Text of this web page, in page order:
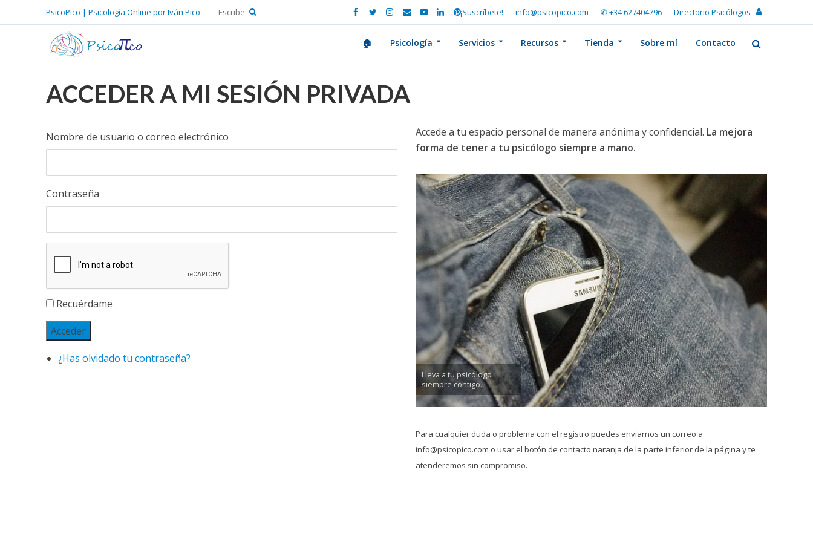
PsicoPico | Psicología Online por Iván Pico ¡Suscríbete! info@psicopico.com ✆ +34 627404796 Directorio Psicólogos
🏠 Psicología Servicios Recursos Tienda Sobre mí Contacto
ACCEDER A MI SESIÓN PRIVADA
Nombre de usuario o correo electrónico
Contraseña
Recuérdame
Acceder
¿Has olvidado tu contraseña?
Accede a tu espacio personal de manera anónima y confidencial. La mejora
forma de tener a tu psicólogo siempre a mano.
Lleva a tu psicólogo
siempre contigo.
Para cualquier duda o problema con el registro puedes enviarnos un correo a
info@psicopico.com o usar el botón de contacto naranja de la parte inferior de la página y te
atenderemos sin compromiso.